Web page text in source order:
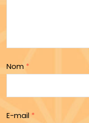
Nom *
E-mail *